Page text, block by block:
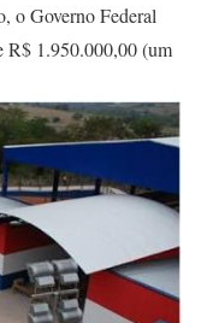
o Governo Federal
R$ 1.950.000,00 (um